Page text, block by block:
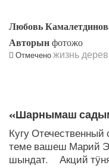
Любовь
Авторын фотожо
Отмеченожизнь
«Шарнымаш
Кугу
теме вашеш Марий
шындат. Акций